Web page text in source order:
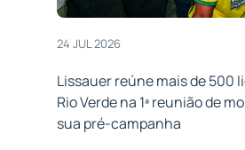
24 JUL 2026
Lissauer reúne mais de 500
Rio Verde na 1ª reunião de
sua pré-campanha